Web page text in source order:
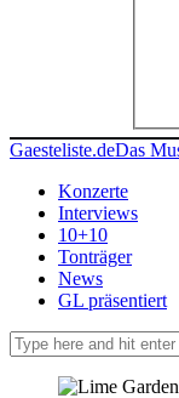
Gaesteliste.deDas
Konzerte
Interviews
10+10
Tonträger
News
GL präsentiert